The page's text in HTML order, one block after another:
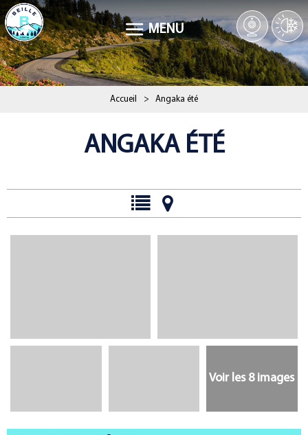
MENU
Accueil > Angaka été
ANGAKA ÉTÉ
Voir les 8 images